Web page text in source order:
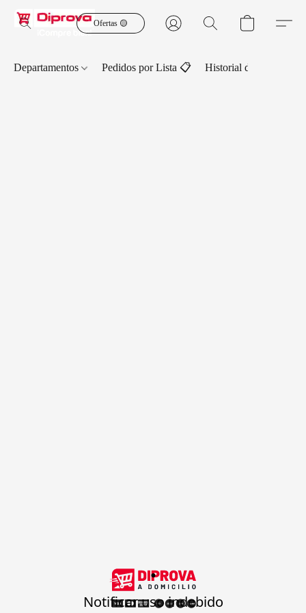
Ofertas 🟡
Departamentos Pedidos por Lista 📋 Historial de Pedidos
.
Notificar uso indebido